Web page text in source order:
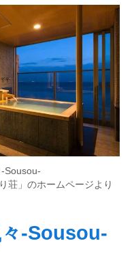
Sousou-
荘」のホームページより
-Sousou-